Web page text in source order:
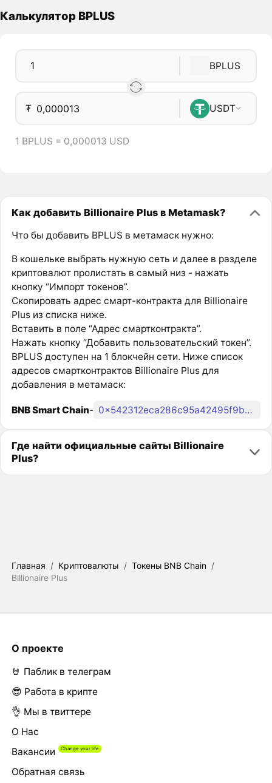
Калькулятор BPLUS
BPLUS
₮ USDT
1 BPLUS = 0,000013 USD
Как добавить Billionaire Plus в Metamask?
Что бы добавить BPLUS в метамаск нужно:
В кошельке выбрать нужную сеть и далее в разделе
криптовалют пролистать в самый низ - нажать
кнопку “Импорт токенов”.
Скопировать адрес смарт-контракта для Billionaire
Plus из списка ниже.
Вставить в поле “Адрес смартконтракта”.
Нажать кнопку “Добавить пользовательский токен”.
BPLUS доступен на 1 блокчейн сети. Ниже список
адресов смартконтрактов Billionaire Plus для
добавления в метамаск:
BNB Smart Chain- 0x542312eca286c95a42495f9b7c89d3d2453e2b6a
Где найти официальные сайты Billionaire
Plus?
Главная / Криптовалюты / Токены BNB Chain /
Billionaire Plus
О проекте
🤘 Паблик в телеграм
😎 Работа в крипте
👌 Мы в твиттере
О Нас
Вакансии
Обратная связь